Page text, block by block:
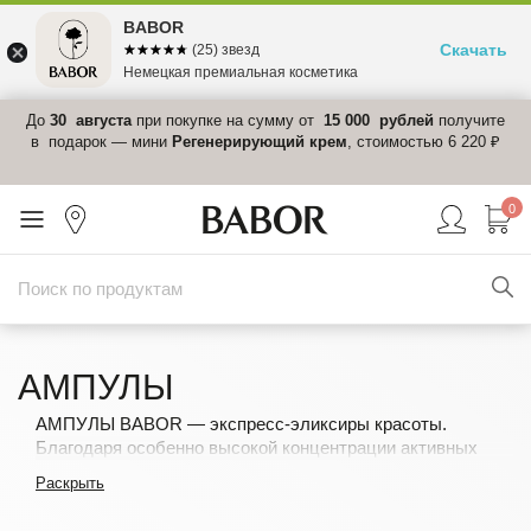
До 30 августапри покупке на сумму от 15 000 рублей получите
в подарок — мини Регенерирующий крем, стоимостью 6 220 ₽
0
АМПУЛЫ
АМПУЛЫ BABOR — экспресс-эликсиры красоты.
Благодаря особенно высокой концентрации активных
остатка впитываются, работают очень быстро и
Раскрыть
BABOR
☆☆☆☆☆
★★★★★ (25) звезд
Немецкая премиальная косметика
Скачать